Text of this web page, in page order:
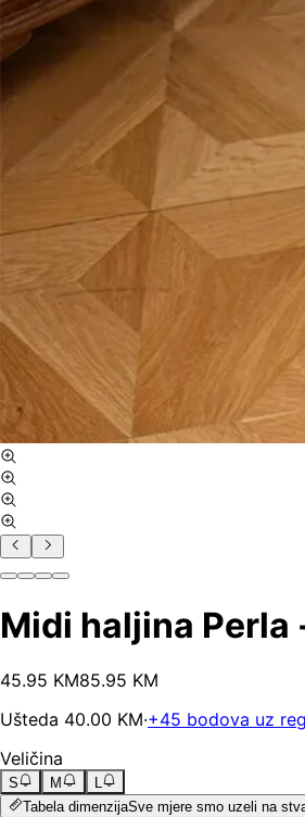
Midi haljina Perla
45.95 KM85.95 KM
Ušteda 40.00 KM·+45 bodova uz
Veličina
S M
L
Tabela dimenzijaSve mjere smo uzeli na